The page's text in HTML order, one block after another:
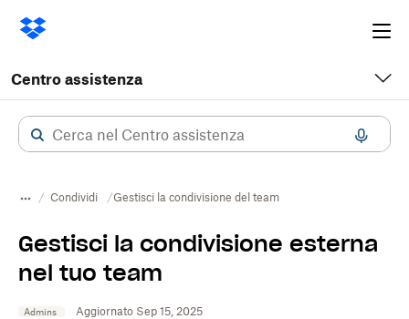
Centro assistenza
Condividi Gestisci la condivisione del team
Gestisci la condivisione esterna
nel tuo team
Admins Aggiornato Sep 15, 2025